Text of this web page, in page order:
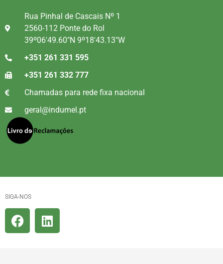
Rua Pinhal de Cascais Nº 1
2560-112 Ponte do Rol
39º06'49.60"N 9º18'43.13"W
+351 261 331 595
+351 261 332 777
Chamadas para rede fixa nacional
geral@indumel.pt
SIGA-NOS